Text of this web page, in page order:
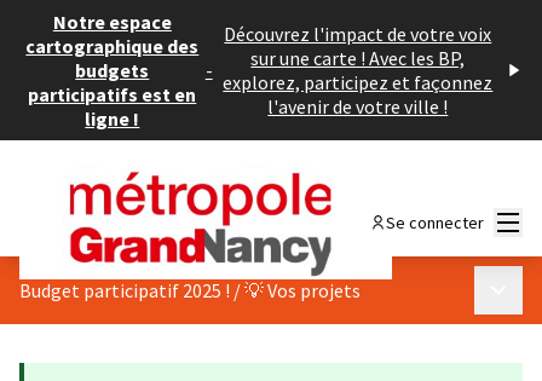
Notre espace
cartographique des
budgets
participatifs est en
ligne !
-
Découvrez l'impact de votre voix
sur une carte ! Avec les BP,
explorez, participez et façonnez
l'avenir de votre ville !
Se connecter
Budget participatif 2025 ! /💡 Vos projets